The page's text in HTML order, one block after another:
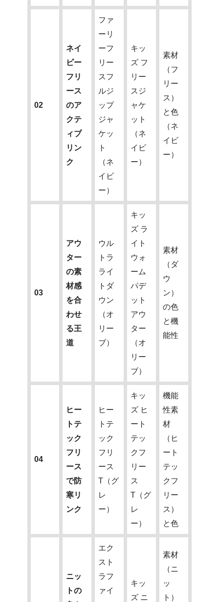
02
ネイ
ビー
フリ
ース
のア
クテ
ィブ
リン
ク
ファ
ーリ
ーフ
リー
スフ
ルジ
ップ
ジャ
ケッ
ト
（ネ
イビ
ー）
キッ
ズ フ
リー
スジ
ャケ
ット
（ネ
イビ
ー）
素材
（フ
リー
ス）
と色
（ネ
イビ
ー）
03
アウ
ター
の素
材感
を合
わせ
る王
道
ウル
トラ
ライ
トダ
ウン
（オ
リー
ブ）
キッ
ズ ラ
イト
ウォ
ーム
パデ
ット
アウ
ター
（オ
リー
ブ）
素材
（ダ
ウ
ン）
の色
と機
能性
04
ヒー
トテ
ック
フリ
ース
で防
寒リ
ンク
ヒー
トテ
ック
フリ
ース
T（グ
レ
ー）
キッ
ズ ヒ
ート
テッ
クフ
リー
ス
T（グ
レ
ー）
機能
性素
材
（ヒ
ート
テッ
クフ
リー
ス）
と色
ニッ
トの
エク
スト
ラフ
ァイ
キッ
ズ ニ
素材
（ニ
ッ
ト）